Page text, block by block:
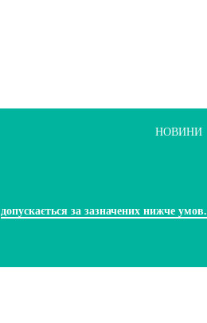
НОВИНИ
допускається за зазначених нижче умов.